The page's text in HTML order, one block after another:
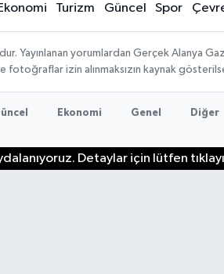
Turizm Güncel Spor
Yayınlanan yorumlardan Gerçek Alanya
fotoğraflar izin alınmaksızın kaynak
Ekonomi Genel Diğer
Detaylar için lütfen